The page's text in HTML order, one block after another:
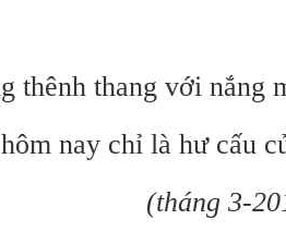
thênh thang với nắng
nay chỉ là hư cấu
3-